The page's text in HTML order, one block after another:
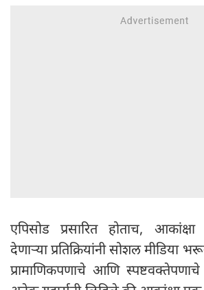
एपिसोड प्रसारित होताच, आकांक्षा
देणाऱ्या प्रतिक्रियांनी सोशल मीडिया
प्रामाणिकपणाचे आणि